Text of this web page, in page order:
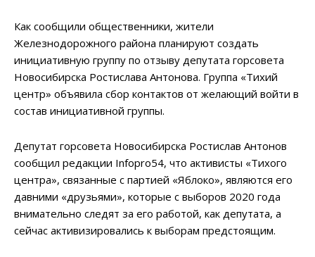
Как сообщили общественники, жители
Железнодорожного района планируют создать
инициативную группу по отзыву депутата горсовета
Новосибирска Ростислава Антонова. Группа «Тихий
центр» объявила сбор контактов от желающий войти в
состав инициативной группы.
Депутат горсовета Новосибирска Ростислав Антонов
сообщил редакции Infopro54, что активисты «Тихого
центра», связанные с партией «Яблоко», являются его
давними «друзьями», которые с выборов 2020 года
внимательно следят за его работой, как депутата, а
сейчас активизировались к выборам предстоящим.